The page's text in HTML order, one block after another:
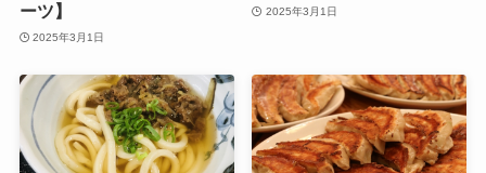
ーツ】
2025年3月1日
2025年3月1日